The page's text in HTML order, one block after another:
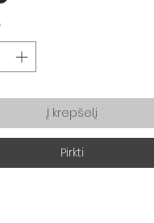
Į krepšelį
Pirkti